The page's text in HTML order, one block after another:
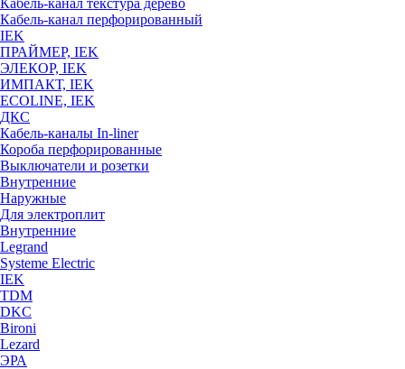
Кабель-канал текстура дерево
Кабель-канал перфорированный
IEK
ПРАЙМЕР, IEK
ЭЛЕКОР, IEK
ИМПАКТ, IEK
ECOLINE, IEK
ДКС
Кабель-каналы In-liner
Короба перфорированные
Выключатели и розетки
Внутренние
Наружные
Для электроплит
Внутренние
Legrand
Systeme Electric
IEK
TDM
DKC
Bironi
Lezard
ЭРА